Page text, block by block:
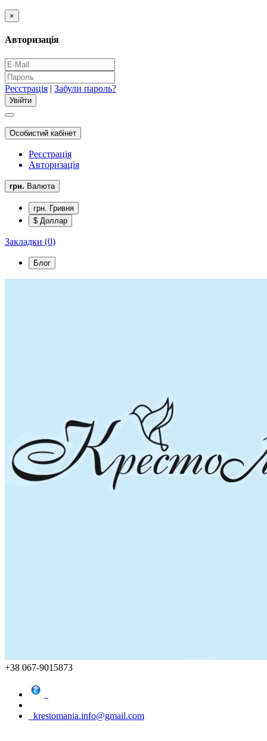
×
Авторизація
Реєстрація | Забули пароль?
Особистий кабінет
Реєстрація
Авторизація
грн. Валюта
грн. Гривня
$ Доллар
Закладки (0)
Блог
+38 067-9015873
krestomania.info@gmail.com